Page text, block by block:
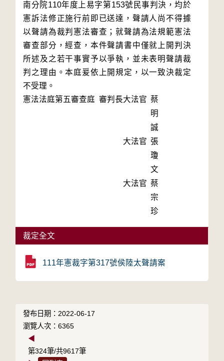
南分院110年度上易字第153號民事判決，均於
憲訴法修正施行前即已送達，聲請人尚不得據
以聲請為裁判憲法審查；就聲請為法規範憲法
審查部分，經查，本件聲請書中僅就上開判決
所述及之若干事實予以爭執，並未表明聲請裁
判之理由。本庭爰依上開規定，以一致決裁定
憲法法庭第五審查庭 審判長大法官 蔡
明
誠
大法官 張
瓊
文
大法官 蔡
宗
珍
裁定全文
111年憲裁字第317號侯陸太聲請案
發布日期：2022-06-17
瀏覽人次：6365
◀
第324筆/共9617筆